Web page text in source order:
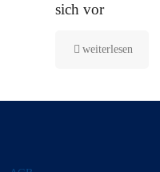
sich vor
weiterlesen